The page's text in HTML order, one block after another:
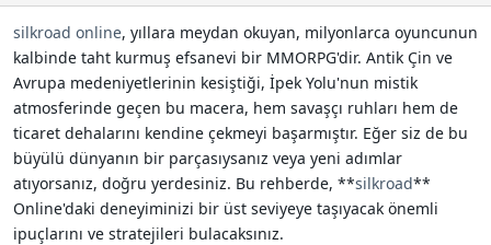
i
silkroad online, yıllara meydan okuyan, milyonlarca oyuncunun
kalbinde taht kurmuş efsanevi bir MMORPG'dir. Antik Çin ve
Avrupa medeniyetlerinin kesiştiği, İpek Yolu'nun mistik
atmosferinde geçen bu macera, hem savaşçı ruhları hem de
ticaret dehalarını kendine çekmeyi başarmıştır. Eğer siz de bu
büyülü dünyanın bir parçasıysanız veya yeni adımlar
atıyorsanız, doğru yerdesiniz. Bu rehberde, **silkroad**
Online'daki deneyiminizi bir üst seviyeye taşıyacak önemli
ipuçlarını ve stratejileri bulacaksınız.